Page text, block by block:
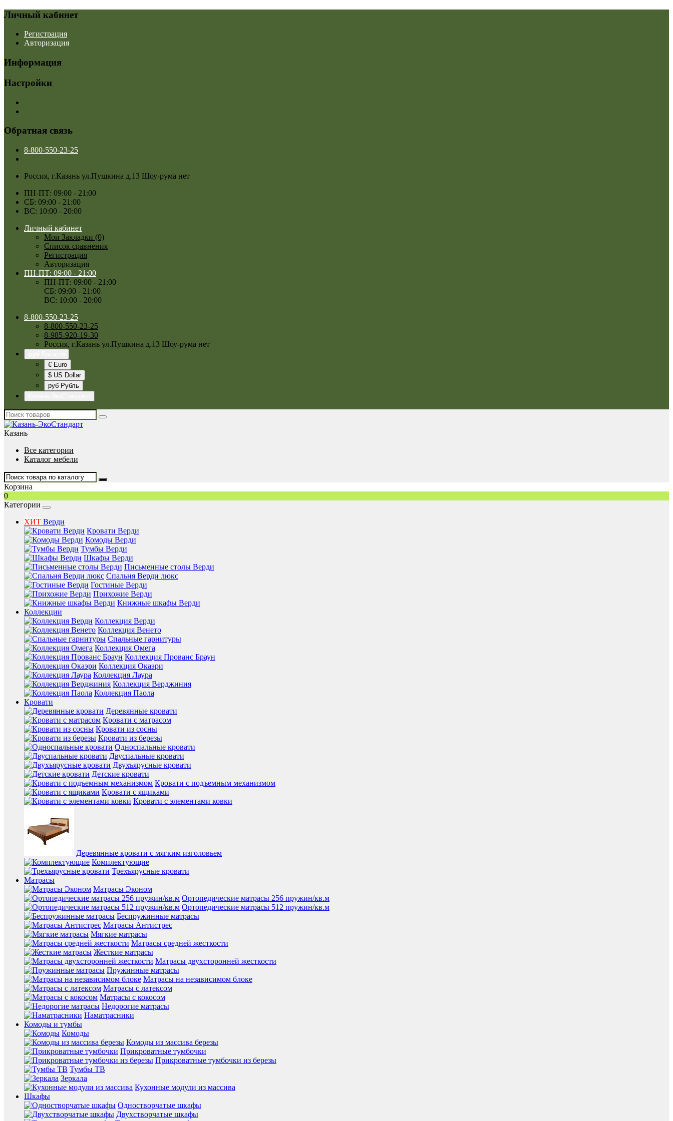
Личный кабинет
Регистрация
Авторизация
Информация
Настройки
Обратная связь
8-800-550-23-25
Россия, г.Казань ул.Пушкина д.13 Шоу-рума нет
ПН-ПТ: 09:00 - 21:00
СБ: 09:00 - 21:00
ВС: 10:00 - 20:00
Личный кабинет
Мои Закладки (0)
Список сравнения
Регистрация
Авторизация
ПН-ПТ: 09:00 - 21:00
ПН-ПТ: 09:00 - 21:00
СБ: 09:00 - 21:00
ВС: 10:00 - 20:00
8-800-550-23-25
8-800-550-23-25
8-985-920-19-30
Россия, г.Казань ул.Пушкина д.13 Шоу-рума нет
€ Euro
$ US Dollar
руб Рубль
Казань
Все категории
Каталог мебели
Корзина
0
Категории
ХИТ Верди
Кровати Верди
Комоды Верди
Тумбы Верди
Шкафы Верди
Письменные столы Верди
Спальня Верди люкс
Гостиные Верди
Прихожие Верди
Книжные шкафы Верди
Коллекции
Коллекция Верди
Коллекция Венето
Спальные гарнитуры
Коллекция Омега
Коллекция Прованс Браун
Коллекция Окаэри
Коллекция Лаура
Коллекция Верджиния
Коллекция Паола
Кровати
Деревянные кровати
Кровати с матрасом
Кровати из сосны
Кровати из березы
Односпальные кровати
Двуспальные кровати
Двухъярусные кровати
Детские кровати
Кровати с подъемным механизмом
Кровати с ящиками
Кровати с элементами ковки
Деревянные кровати с мягким изголовьем
Комплектующие
Трехъярусные кровати
Матрасы
Матрасы Эконом
Ортопедические матрасы 256 пружин/кв.м
Ортопедические матрасы 512 пружин/кв.м
Беспружинные матрасы
Матрасы Антистрес
Мягкие матрасы
Матрасы средней жесткости
Жесткие матрасы
Матрасы двухсторонней жесткости
Пружинные матрасы
Матрасы на независимом блоке
Матрасы с латексом
Матрасы с кокосом
Недорогие матрасы
Наматрасники
Комоды и тумбы
Комоды
Комоды из массива березы
Прикроватные тумбочки
Прикроватные тумбочки из березы
Тумбы ТВ
Зеркала
Кухонные модули из массива
Шкафы
Одностворчатые шкафы
Двухстворчатые шкафы